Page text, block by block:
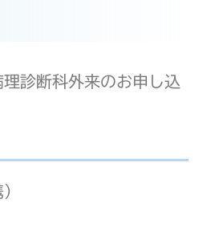
診断科外来のお申し込